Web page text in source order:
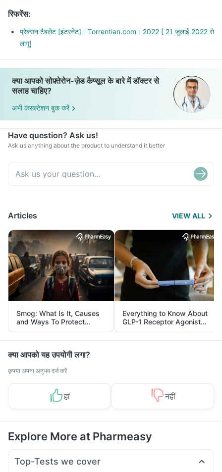
रिफरेंस:
प्रेक्सन टैबलेट [इंटरनेट]। Torrentian.com। 2022 [ 21 जुलाई 2022 से
लागू]
क्या आपको सोफ़्तेरोन-ज़ेड कैप्सूल के बारे में डॉक्टर से
सलाह चाहिए?
अभी कंसल्टेशन बुक करें
Have question? Ask us!
Ask us anything about the product to understand it better
Articles VIEW ALL
Smog: What Is It, Causes
and Ways To Protect
Yourself From It
Everything to Know About
GLP-1 Receptor Agonist
and Its Role in Weight
Management
क्या आपको यह उपयोगी लगा?
कृपया अपना अनुभव दर्ज करें
हां नहीं
Explore More at Pharmeasy
Top-Tests we cover